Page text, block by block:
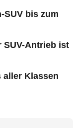
SUV bis zum
SUV-Antrieb ist
aller Klassen